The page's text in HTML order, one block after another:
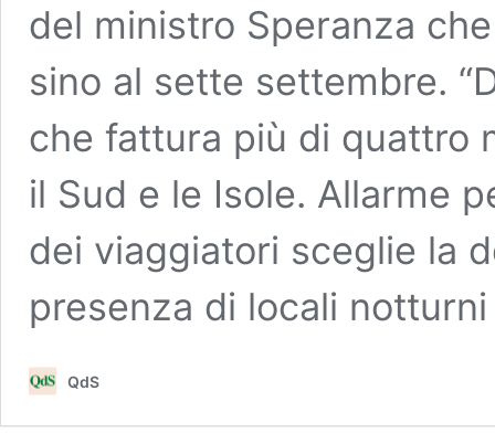
del ministro Speranza
sino al sette settembre.
che fattura più di quattro
il Sud e le Isole. Allarme
dei viaggiatori sceglie la
presenza di locali notturni
QdS